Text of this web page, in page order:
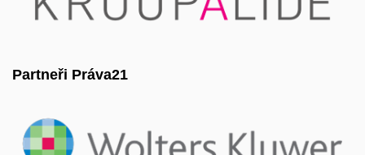
Partneři Práva21